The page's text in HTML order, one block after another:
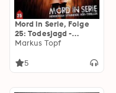
Mord in Serie, Folge
25: Todesjagd -
Freelancer 2.0
Markus Topf
5